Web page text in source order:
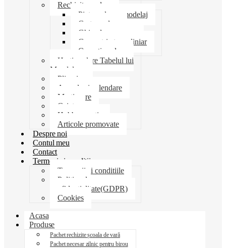
Rechizite scolare
Pictura desen modelaj
Creta scolara
Ghiozdane penare
Geometrie trusa liniar
Coperti scolare
Harti scolare Tabelul lui
Mendeleev
Plicuri
Agende si calendare
Martisoare
Caiete
Hobby creatie
Articole promovate
Despre noi
Contul meu
Contact
Termeni si conditii
Termenii si conditiile
Politica de
confidentialitate(GDPR)
Cookies
Acasa
Produse
Pachet rechizite școala de vară
Pachet necesar zilnic pentru birou